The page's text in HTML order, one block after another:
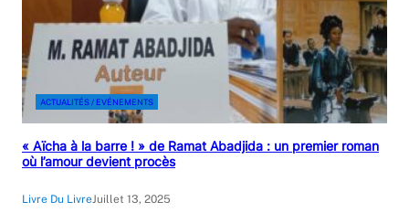
ACTUALITÉS / EVÉNEMENTS
« Aïcha à la barre ! » de Ramat Abadjida : un premier roman
où l’amour devient procès
Livre Du LivreJuillet 13, 2025